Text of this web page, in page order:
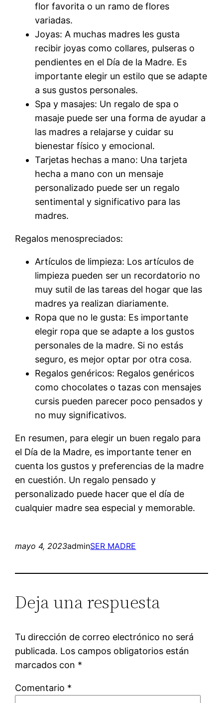
flor favorita o un ramo de flores
variadas.
Joyas: A muchas madres les gusta
recibir joyas como collares, pulseras o
pendientes en el Día de la Madre. Es
importante elegir un estilo que se adapte
a sus gustos personales.
Spa y masajes: Un regalo de spa o
masaje puede ser una forma de ayudar a
las madres a relajarse y cuidar su
bienestar físico y emocional.
Tarjetas hechas a mano: Una tarjeta
hecha a mano con un mensaje
personalizado puede ser un regalo
sentimental y significativo para las
madres.
Regalos menospreciados:
Artículos de limpieza: Los artículos de
limpieza pueden ser un recordatorio no
muy sutil de las tareas del hogar que las
madres ya realizan diariamente.
Ropa que no le gusta: Es importante
elegir ropa que se adapte a los gustos
personales de la madre. Si no estás
seguro, es mejor optar por otra cosa.
Regalos genéricos: Regalos genéricos
como chocolates o tazas con mensajes
cursis pueden parecer poco pensados y
no muy significativos.
En resumen, para elegir un buen regalo para
el Día de la Madre, es importante tener en
cuenta los gustos y preferencias de la madre
en cuestión. Un regalo pensado y
personalizado puede hacer que el día de
cualquier madre sea especial y memorable.
mayo 4, 2023adminSER MADRE
Deja una respuesta
Tu dirección de correo electrónico no será
publicada. Los campos obligatorios están
marcados con *
Comentario *